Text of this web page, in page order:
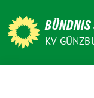
zum
Inhalt
KV